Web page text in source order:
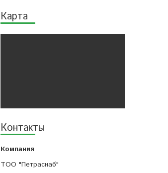
Карта
Контакты
ТОО "Петраснаб"